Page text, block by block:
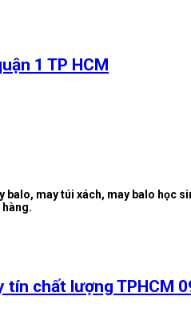
1 TP HCM
balo, may túi xách, may balo
chất lượng TPHCM